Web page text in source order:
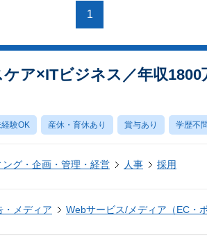
1
ア×ITビジネス／年収1800
験OK 産休・育休あり 賞与あり 学歴不
ング・企画・管理・経営 人事 採用
・メディア Webサービス/メディア（EC・